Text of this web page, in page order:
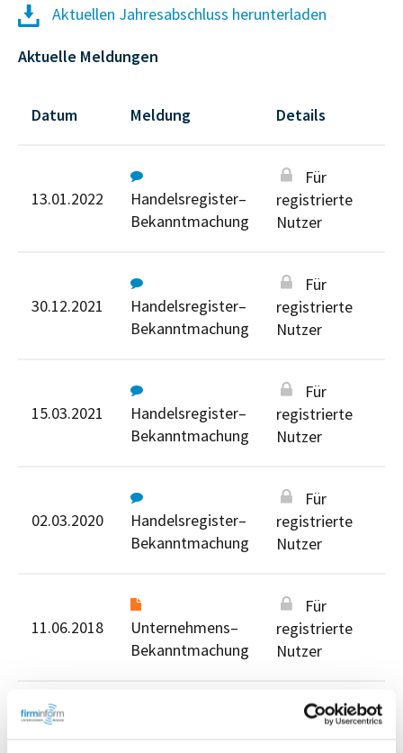
Aktuellen Jahresabschluss herunterladen
Aktuelle Meldungen
Datum Meldung Details
13.01.2022
Handelsregister–
Bekanntmachung
Für
registrierte
Nutzer
30.12.2021
Handelsregister–
Bekanntmachung
Für
registrierte
Nutzer
15.03.2021
Handelsregister–
Bekanntmachung
Für
registrierte
Nutzer
02.03.2020
Handelsregister–
Bekanntmachung
Für
registrierte
Nutzer
11.06.2018
Unternehmens–
Bekanntmachung
Für
registrierte
Nutzer
Für registrierte Nutzer